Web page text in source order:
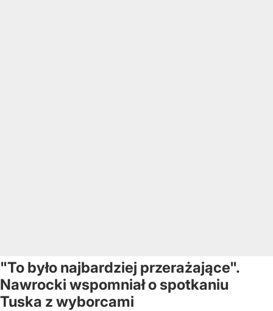
"To było najbardziej przerażające".
Nawrocki wspomniał o spotkaniu
Tuska z wyborcami